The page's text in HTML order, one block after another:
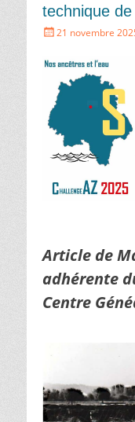
technique
Écrit21 novembre
Article de
adhérente
Centre